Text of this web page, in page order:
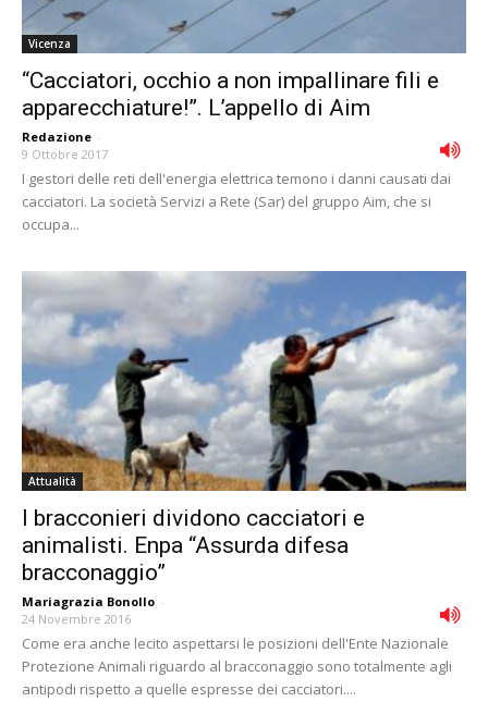
Vicenza
“Cacciatori, occhio a non impallinare fili e
apparecchiature!”. L’appello di Aim
Redazione -
9 Ottobre 2017
I gestori delle reti dell'energia elettrica temono i danni causati dai
cacciatori. La società Servizi a Rete (Sar) del gruppo Aim, che si
occupa...
Attualità
I bracconieri dividono cacciatori e
animalisti. Enpa “Assurda difesa
bracconaggio”
Mariagrazia Bonollo -
24 Novembre 2016
Come era anche lecito aspettarsi le posizioni dell'Ente Nazionale
Protezione Animali riguardo al bracconaggio sono totalmente agli
antipodi rispetto a quelle espresse dei cacciatori....